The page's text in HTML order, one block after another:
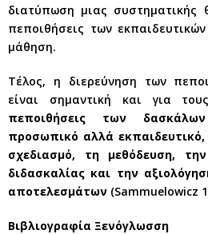
διατύπωση μιας συστηματικής
πεποιθήσεις των
μάθηση.
Τέλος, η διερεύνηση των
είναι σημαντική και για
πεποιθήσεις των
προσωπικό αλλά
σχεδιασμό, τη μεθόδευση,
διδασκαλίας και την
αποτελεσμάτων (Sammuelowicz
Βιβλιογραφία Ξενόγλωσση